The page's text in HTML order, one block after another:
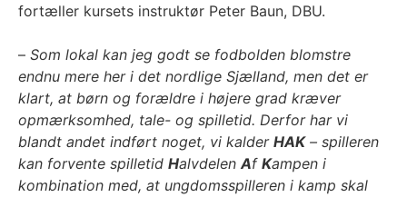
fortæller kursets instruktør Peter Baun, DBU.
– Som lokal kan jeg godt se fodbolden blomstre
endnu mere her i det nordlige Sjælland, men det er
klart, at børn og forældre i højere grad kræver
opmærksomhed, tale- og spilletid. Derfor har vi
blandt andet indført noget, vi kalder HAK– spilleren
kan forvente spilletid HalvdelenAf Kampen i
kombination med, at ungdomsspilleren i kamp skal